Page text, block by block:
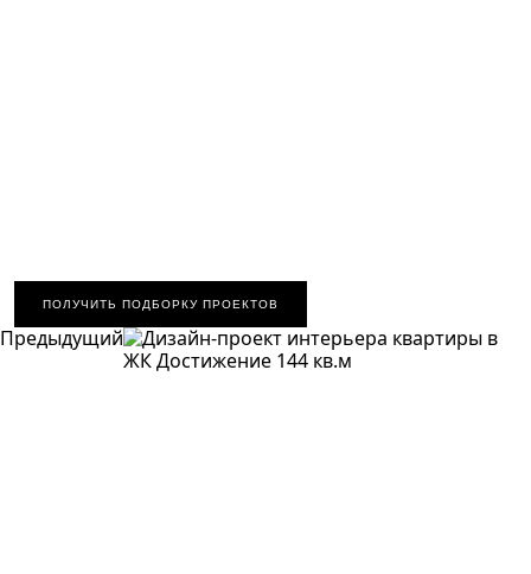
ПОЛУЧИТЬ ПОДБОРКУ ПРОЕКТОВ
Предыдущий